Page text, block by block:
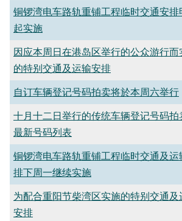
铜锣湾电车路轨重铺工程临时交通安排
起实施
因应本周日在港岛区举行的公众游行而
的特别交通及运输安排
自订车辆登记号码拍卖将於本周六举行
十月十二日举行的传统车辆登记号码拍
最新号码列表
铜锣湾电车路轨重铺工程临时交通及运
排下周一继续实施
为配合重阳节柴湾区实施的特别交通及
安排